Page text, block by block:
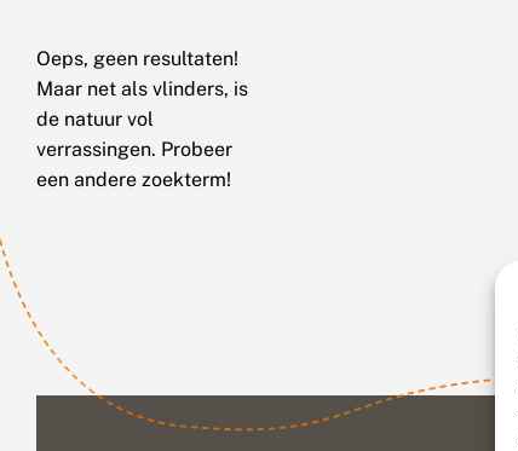
Oeps, geen resultaten!
Maar net als vlinders, is
de natuur vol
verrassingen. Probeer
een andere zoekterm!